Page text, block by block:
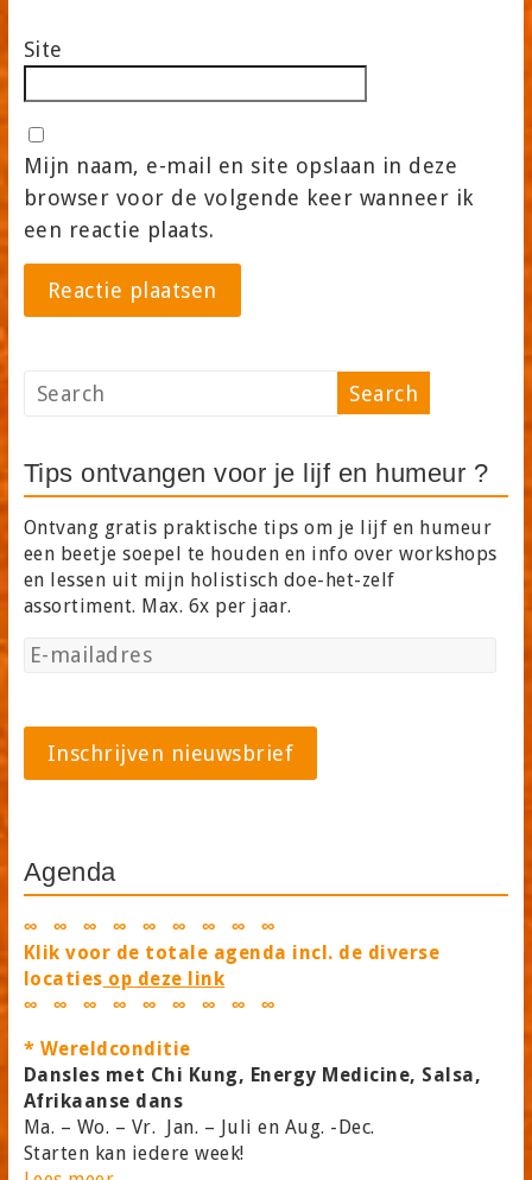
Site
Mijn naam, e-mail en site opslaan in deze
browser voor de volgende keer wanneer ik
een reactie plaats.
Tips ontvangen voor je lijf en humeur ?
Ontvang gratis praktische tips om je lijf en humeur
een beetje soepel te houden en info over workshops
en lessen uit mijn holistisch doe-het-zelf
assortiment. Max. 6x per jaar.
Agenda
∞ ∞ ∞ ∞ ∞ ∞ ∞ ∞ ∞
Klik voor de totale agenda incl. de diverse
locaties op deze link
∞ ∞ ∞ ∞ ∞ ∞ ∞ ∞ ∞
* Wereldconditie
Dansles met Chi Kung, Energy Medicine, Salsa,
Afrikaanse dans
Ma. – Wo. – Vr. Jan. – Juli en Aug. -Dec.
Starten kan iedere week!